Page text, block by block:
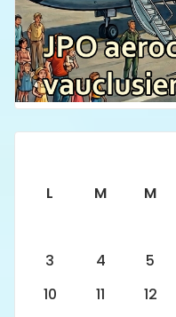
L
M M
3
4 5
10
11 12